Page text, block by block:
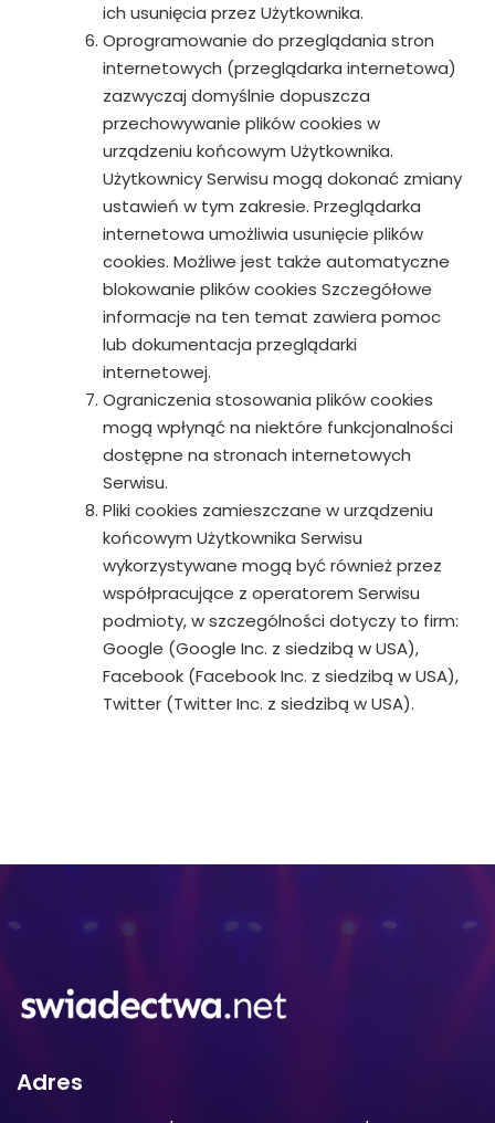
ich usunięcia przez Użytkownika.
Oprogramowanie do przeglądania stron
internetowych (przeglądarka internetowa)
zazwyczaj domyślnie dopuszcza
przechowywanie plików cookies w
urządzeniu końcowym Użytkownika.
Użytkownicy Serwisu mogą dokonać zmiany
ustawień w tym zakresie. Przeglądarka
internetowa umożliwia usunięcie plików
cookies. Możliwe jest także automatyczne
blokowanie plików cookies Szczegółowe
informacje na ten temat zawiera pomoc
lub dokumentacja przeglądarki
internetowej.
Ograniczenia stosowania plików cookies
mogą wpłynąć na niektóre funkcjonalności
dostępne na stronach internetowych
Serwisu.
Pliki cookies zamieszczane w urządzeniu
końcowym Użytkownika Serwisu
wykorzystywane mogą być również przez
współpracujące z operatorem Serwisu
podmioty, w szczególności dotyczy to firm:
Google (Google Inc. z siedzibą w USA),
Facebook (Facebook Inc. z siedzibą w USA),
Twitter (Twitter Inc. z siedzibą w USA).
Adres